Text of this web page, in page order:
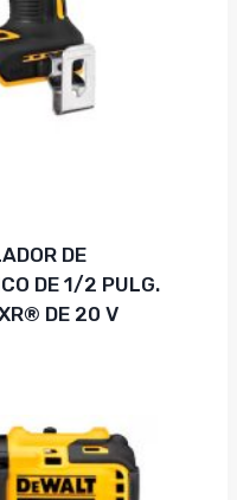
DE
DE 1/2 PULG.
DE 20 V